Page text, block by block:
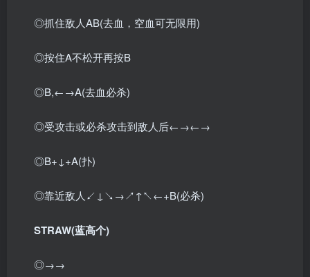
◎抓住敌人AB(去血，空血可无限用)
◎按住A不松开再按B
◎B,←→A(去血必杀)
◎受攻击或必杀攻击到敌人后←→←→
◎B+↓+A(扑)
◎靠近敌人↙↓↘→↗↑↖←+B(必杀)
STRAW(蓝高个)
◎→→